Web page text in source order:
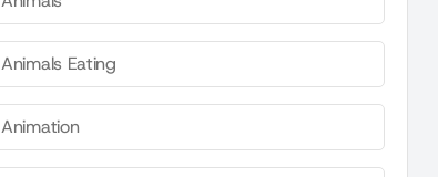
Animals Eating
Animation